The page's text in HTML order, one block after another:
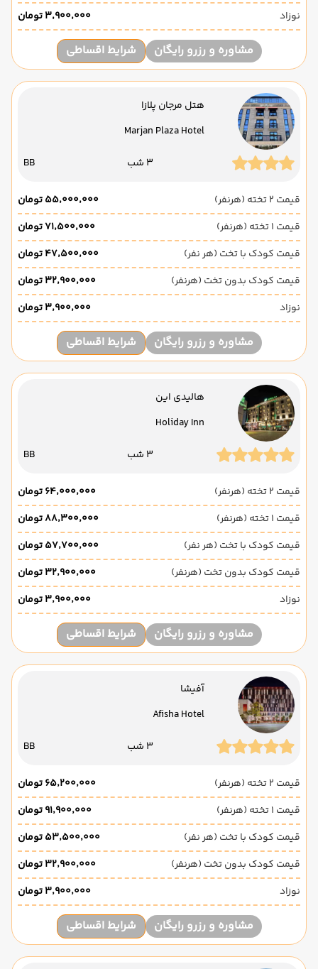
نوزاد ۳٬۹۰۰٬۰۰۰ تومان
مشاوره و رزرو رایگان شرایط اقساطی
هتل مرجان پلازا
Marjan Plaza Hotel
3 شب BB
قیمت 2 تخته (هرنفر)
۵۵٬۰۰۰٬۰۰۰ تومان
قیمت 1 تخته (هرنفر)
۷۱٬۵۰۰٬۰۰۰ تومان
قیمت کودک با تخت (هر نفر)
۴۷٬۵۰۰٬۰۰۰ تومان
قیمت کودک بدون تخت (هرنفر)
۳۲٬۹۰۰٬۰۰۰ تومان
نوزاد
۳٬۹۰۰٬۰۰۰ تومان
مشاوره و رزرو رایگان شرایط اقساطی
هالیدی این
Holiday Inn
3 شب BB
قیمت 2 تخته (هرنفر)
۶۴٬۰۰۰٬۰۰۰ تومان
قیمت 1 تخته (هرنفر)
۸۸٬۳۰۰٬۰۰۰ تومان
قیمت کودک با تخت (هر نفر)
۵۷٬۷۰۰٬۰۰۰ تومان
قیمت کودک بدون تخت (هرنفر)
۳۲٬۹۰۰٬۰۰۰ تومان
نوزاد
۳٬۹۰۰٬۰۰۰ تومان
مشاوره و رزرو رایگان شرایط اقساطی
آفیشا
Afisha Hotel
3 شب BB
قیمت 2 تخته (هرنفر)
۶۵٬۲۰۰٬۰۰۰ تومان
قیمت 1 تخته (هرنفر)
۹۱٬۹۰۰٬۰۰۰ تومان
قیمت کودک با تخت (هر نفر)
۵۳٬۵۰۰٬۰۰۰ تومان
قیمت کودک بدون تخت (هرنفر)
۳۲٬۹۰۰٬۰۰۰ تومان
نوزاد
۳٬۹۰۰٬۰۰۰ تومان
مشاوره و رزرو رایگان شرایط اقساطی